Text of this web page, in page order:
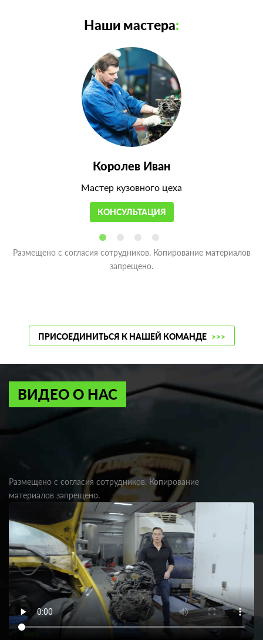
Наши мастера:
Королев Иван
Мастер кузовного цеха
КОНСУЛЬТАЦИЯ
Размещено с согласия сотрудников. Копирование материалов
запрещено.
ПРИСОЕДИНИТЬСЯ К НАШЕЙ КОМАНДЕ >>>
ВИДЕО О НАС
Размещено с согласия сотрудников. Копирование
материалов запрещено.